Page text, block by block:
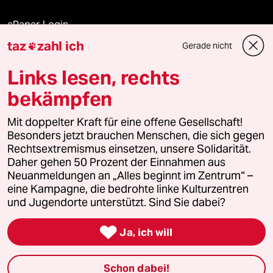
ePaper Login
Downloads für Abonnierende
© 2026 taz Verlags und Vertriebs GmbH
Alle Rechte vorbehalten. Bei rechtlichen Fragen oder für Genehmigungen
wenden Sie sich bitte an
lizenzen@taz.de
Feedback Redaktionsstatut Kommune-Richtlinien
Leitlinie Informant Datenschutz Impressum AGB
Seitenwende Einwilligungen widerrufen (Ads)
taz zahl ich Gerade nicht
Links lesen, rechts
bekämpfen
Mit doppelter Kraft für eine offene Gesellschaft!
Besonders jetzt brauchen Menschen, die sich gegen
Rechtsextremismus einsetzen, unsere Solidarität.
Daher gehen 50 Prozent der Einnahmen aus
Neuanmeldungen an „Alles beginnt im Zentrum“ –
eine Kampagne, die bedrohte linke Kulturzentren
und Jugendorte unterstützt. Sind Sie dabei?
 Ja, ich will
Schon dabei!